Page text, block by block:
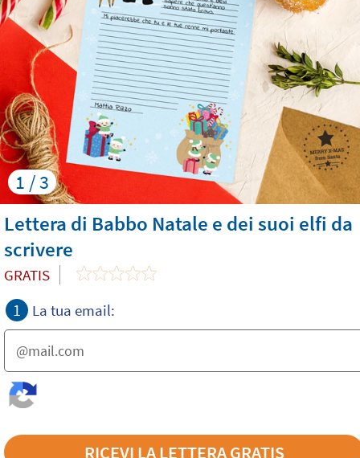
1 / 3
Lettera di Babbo Natale e dei suoi elfi da
scrivere
GRATIS
1 La tua email: